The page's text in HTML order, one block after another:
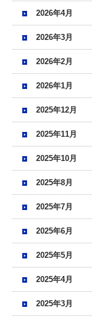
2026年4月
2026年3月
2026年2月
2026年1月
2025年12月
2025年11月
2025年10月
2025年8月
2025年7月
2025年6月
2025年5月
2025年4月
2025年3月